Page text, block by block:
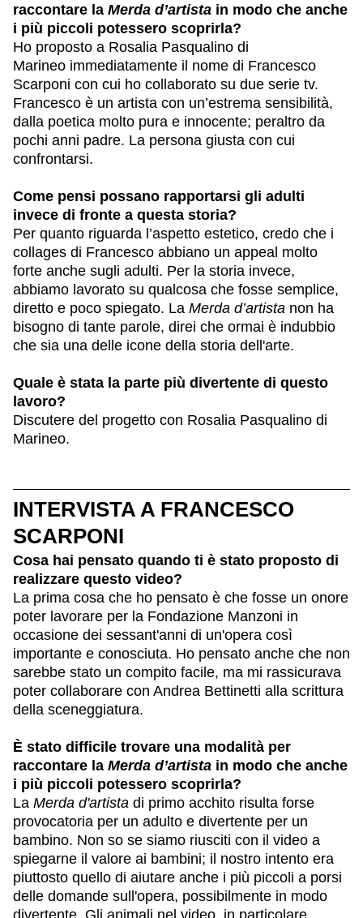
raccontare la Merda d’artista in modo che anche
i più piccoli potessero scoprirla?
Ho proposto a Rosalia Pasqualino di
Marineo immediatamente il nome di Francesco
Scarponi con cui ho collaborato su due serie tv.
Francesco è un artista con un’estrema sensibilità,
dalla poetica molto pura e innocente; peraltro da
pochi anni padre. La persona giusta con cui
confrontarsi.
Come pensi possano rapportarsi gli adulti
invece di fronte a questa storia?
Per quanto riguarda l’aspetto estetico, credo che i
collages di Francesco abbiano un appeal molto
forte anche sugli adulti. Per la storia invece,
abbiamo lavorato su qualcosa che fosse semplice,
diretto e poco spiegato. La Merda d’artista non ha
bisogno di tante parole, direi che ormai è indubbio
che sia una delle icone della storia dell'arte.
Quale è stata la parte più divertente di questo
lavoro?
Discutere del progetto con Rosalia Pasqualino di
Marineo.
INTERVISTA A FRANCESCO
SCARPONI
Cosa hai pensato quando ti è stato proposto di
realizzare questo video?
La prima cosa che ho pensato è che fosse un onore
poter lavorare per la Fondazione Manzoni in
occasione dei sessant'anni di un'opera così
importante e conosciuta. Ho pensato anche che non
sarebbe stato un compito facile, ma mi rassicurava
poter collaborare con Andrea Bettinetti alla scrittura
della sceneggiatura.
È stato difficile trovare una modalità per
raccontare la Merda d’artista in modo che anche
i più piccoli potessero scoprirla?
La Merda d'artista di primo acchito risulta forse
provocatoria per un adulto e divertente per un
bambino. Non so se siamo riusciti con il video a
spiegarne il valore ai bambini; il nostro intento era
piuttosto quello di aiutare anche i più piccoli a porsi
delle domande sull'opera, possibilmente in modo
divertente. Gli animali nel video, in particolare,